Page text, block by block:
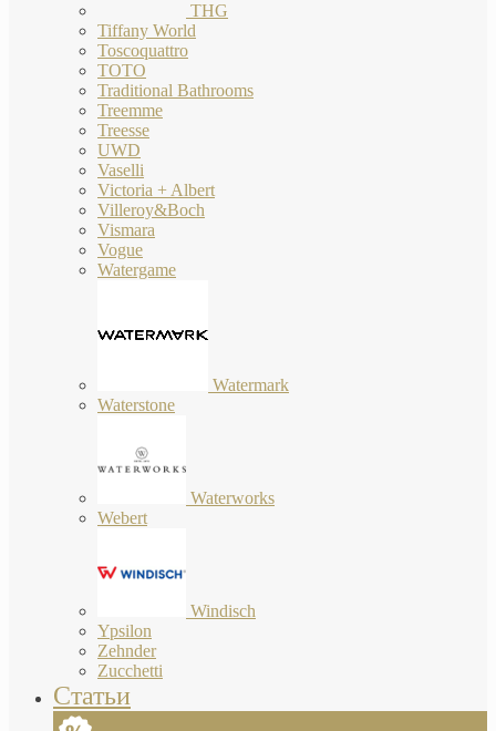
THG
Tiffany World
Toscoquattro
TOTO
Traditional Bathrooms
Treemme
Treesse
UWD
Vaselli
Victoria + Albert
Villeroy&Boch
Vismara
Vogue
Watergame
Watermark
Waterstone
Waterworks
Webert
Windisch
Ypsilon
Zehnder
Zucchetti
Статьи